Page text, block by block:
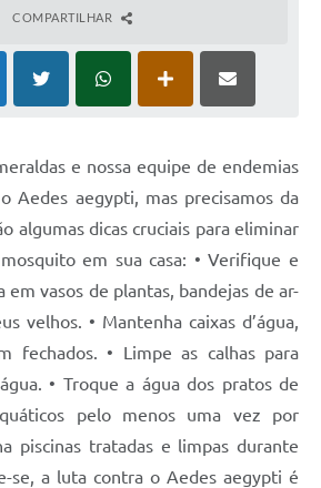
COMPARTILHAR
e nossa equipe de endemias
Aedes aegypti, mas precisamos da
algumas dicas cruciais para eliminar
em sua casa: • Verifique e
em vasos de plantas, bandejas de ar-
velhos. • Mantenha caixas d’água,
fechados. • Limpe as calhas para
• Troque a água dos pratos de
pelo menos uma vez por
piscinas tratadas e limpas durante
se, a luta contra o Aedes aegypti é